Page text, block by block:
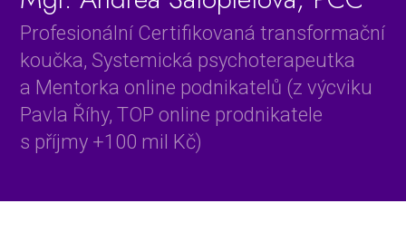
Profesionální Certifikovaná transformační
koučka, Systemická psychoterapeutka
a Mentorka online podnikatelů (z výcviku
Pavla Říhy, TOP online prodnikatele
s příjmy +100 mil Kč)